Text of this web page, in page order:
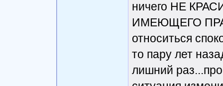
ничего НЕ
ИМЕЮЩЕГО
относиться
то пару лет
лишний